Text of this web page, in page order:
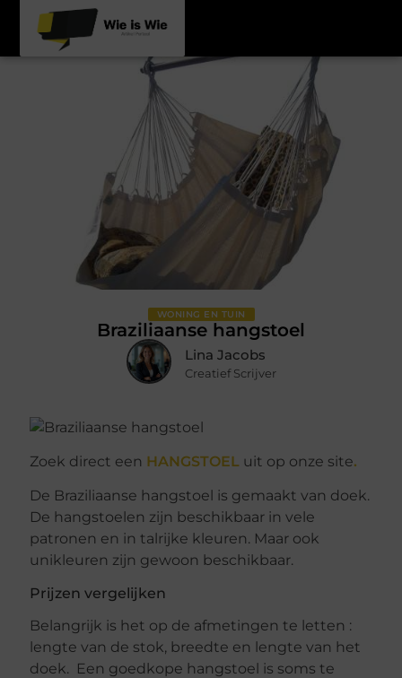
WONING EN TUIN
Braziliaanse hangstoel
Lina Jacobs
Creatief Scrijver
Zoek direct een HANGSTOEL uit op onze site.
De Braziliaanse hangstoel is gemaakt van doek.
De hangstoelen zijn beschikbaar in vele
patronen en in talrijke kleuren. Maar ook
unikleuren zijn gewoon beschikbaar.
Prijzen vergelijken
Belangrijk is het op de afmetingen te letten :
lengte van de stok, breedte en lengte van het
doek. Een goedkope hangstoel is soms te